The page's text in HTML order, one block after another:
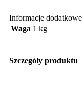
Informacje dodatkowe
Waga 1 kg
Szczegóły produktu